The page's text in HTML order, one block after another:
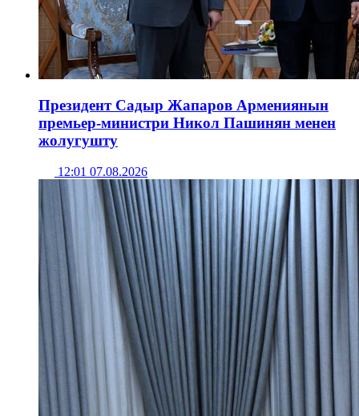
Президент Садыр Жапаров Армениянын
премьер-министри Никол Пашинян менен
жолугушту
12:01 07.08.2026